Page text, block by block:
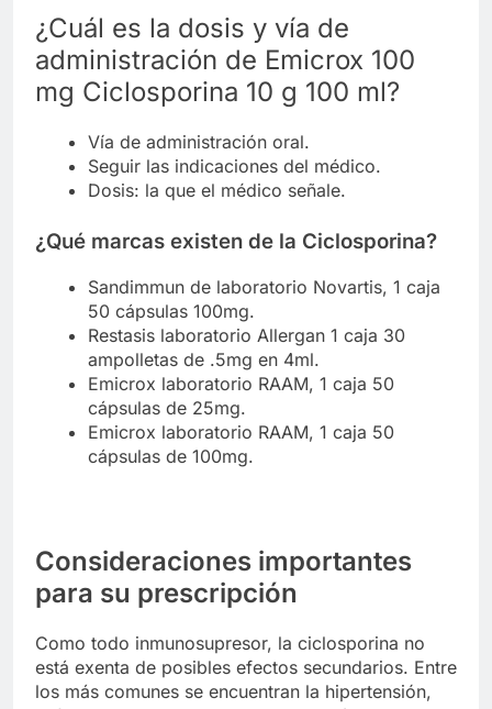
¿Cuál es la dosis y vía de
administración de Emicrox 100
mg Ciclosporina 10 g 100 ml?
Vía de administración oral.
Seguir las indicaciones del médico.
Dosis: la que el médico señale.
¿Qué marcas existen de la Ciclosporina?
Sandimmun de laboratorio Novartis, 1 caja
50 cápsulas 100mg.
Restasis laboratorio Allergan 1 caja 30
ampolletas de .5mg en 4ml.
Emicrox laboratorio RAAM, 1 caja 50
cápsulas de 25mg.
Emicrox laboratorio RAAM, 1 caja 50
cápsulas de 100mg.
Consideraciones importantes
para su prescripción
Como todo inmunosupresor, la ciclosporina no
está exenta de posibles efectos secundarios. Entre
los más comunes se encuentran la hipertensión,